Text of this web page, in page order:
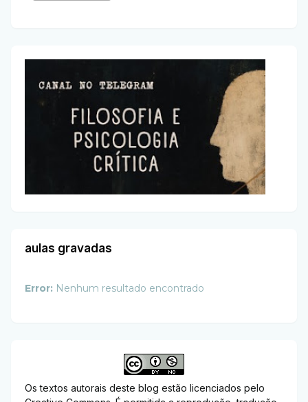
aulas gravadas
Error: Nenhum resultado encontrado
Os textos autorais deste blog estão licenciados pelo